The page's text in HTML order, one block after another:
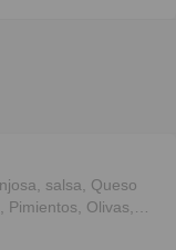
salsa, Queso
Olivas,